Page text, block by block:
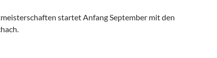
startet Anfang September mit den